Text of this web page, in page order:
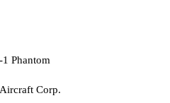
Phantom
Corp.